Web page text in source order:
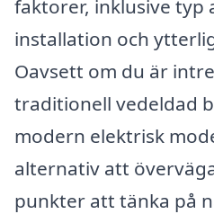
faktorer, inklusive typ
installation och
Oavsett om du är
traditionell vedeldad
modern elektrisk
alternativ att
punkter att tänka på